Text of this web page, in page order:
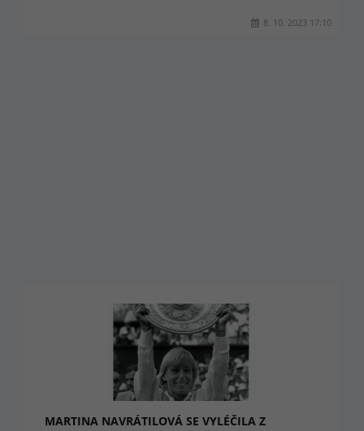
8. 10. 2023 17:10
MARTINA NAVRÁTILOVÁ SE VYLÉČILA Z